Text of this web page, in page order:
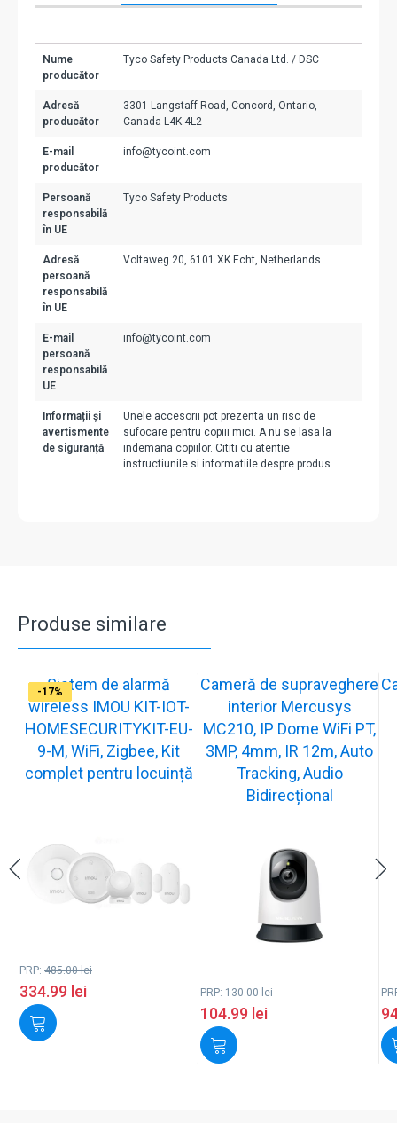
Nume
producător
Tyco Safety Products Canada Ltd. / DSC
Adresă
producător
3301 Langstaff Road, Concord, Ontario,
Canada L4K 4L2
E-mail
producător
info@tycoint.com
Persoană
responsabilă
în UE
Tyco Safety Products
Adresă
persoană
responsabilă
în UE
Voltaweg 20, 6101 XK Echt, Netherlands
E-mail
persoană
responsabilă
UE
info@tycoint.com
Informații și
avertismente
de siguranță
Unele accesorii pot prezenta un risc de
sufocare pentru copiii mici. A nu se lasa la
indemana copiilor. Cititi cu atentie
instructiunile si informatiile despre produs.
Produse similare
-31%
Sistem de alarmă
wireless IMOU KIT-IOT-
HOMESECURITYKIT-EU-
9-M, WiFi, Zigbee, Kit
complet pentru locuință
PRP: 485.00lei
334.99 lei
-19%
Cameră de supraveghere
interior Mercusys
MC210, IP Dome WiFi PT,
3MP, 4mm, IR 12m, Auto
Tracking, Audio
Bidirecțional
PRP: 130.00lei
104.99 lei
-21%
-13%
-15%
-20%
-12%
-13%
-16%
-17%